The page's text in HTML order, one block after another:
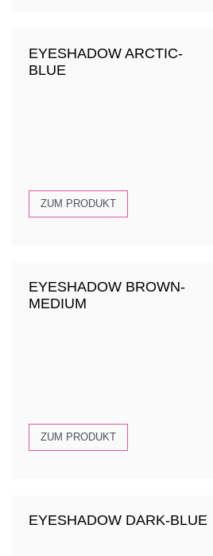
EYESHADOW ARCTIC-
BLUE
ZUM PRODUKT
EYESHADOW BROWN-
MEDIUM
ZUM PRODUKT
EYESHADOW DARK-BLUE